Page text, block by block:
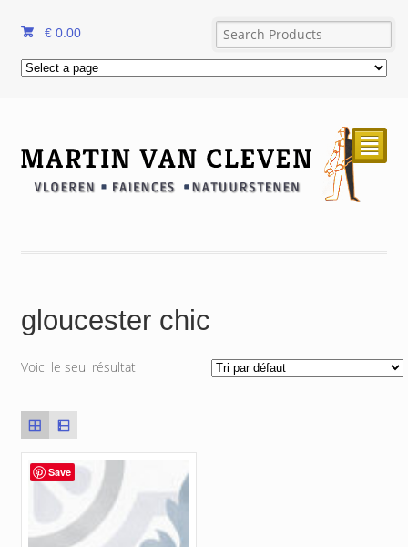
€ 0.00
²
gloucester chic
Voici le seul résultat
Save